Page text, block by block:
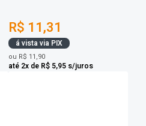
R$ 11,31
á vista via PIX
ou R$ 11,90
até 2x de R$ 5,95 s/juros